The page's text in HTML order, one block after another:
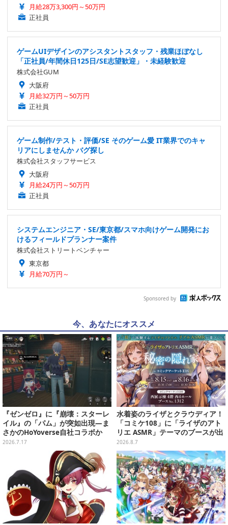
月給28万3,300円～50万円
正社員
ゲームUIデザインのアシスタントスタッフ・残業ほぼなし
「正社員/年間休日125日/SE志望歓迎」・未経験歓迎
株式会社GUM
大阪府
月給32万円～50万円
正社員
ゲーム制作/テスト・評価/SE そのゲーム愛 IT業界でのキャ
リアにしませんか バグ探し
株式会社スタッフサービス
大阪府
月給24万円～50万円
正社員
システムエンジニア・SE/東京都/スマホ向けゲーム開発にお
けるフィールドプランナー案件
株式会社ストリートベンチャー
東京都
月給70万円～
Sponsored by
今、あなたにオススメ
『ゼンゼロ』に『崩壊：スターレ
イル』の「パム」が突如出現―ま
さかのHoYoverse自社コラボか
2026.7.17
水着姿のライザとクラウディア！
「コミケ108」に「ライザのアト
リエ ASMR」テーマのブースが出
展ーアクスタや限定“たる”ボイス
ASMRカードも
2026.8.7